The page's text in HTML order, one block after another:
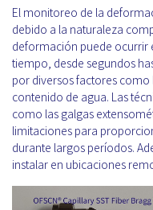
El monitoreo de la
debido a la naturaleza
deformación puede ocurrir
tiempo, desde segundos
por diversos factores
contenido de agua. Las
como las galgas
limitaciones para
durante largos períodos.
instalar en ubicaciones